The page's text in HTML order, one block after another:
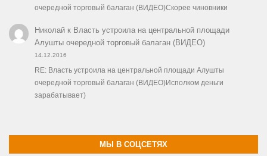
очередной торговый балаган (ВИДЕО)Скорее чиновники
Николайк Власть устроила на центральной площади
Алушты очередной торговый балаган (ВИДЕО)
14.12.2016
RE: Власть устроила на центральной площади Алушты
очередной торговый балаган (ВИДЕО)Исполком деньги
зарабатывает)
МЫ В СОЦСЕТЯХ